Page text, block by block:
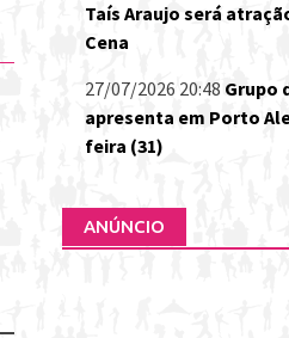
Taís Araujo será
Cena
27/07/2026 20:48 Grupo
apresenta em Porto
feira (31)
ANÚNCIO